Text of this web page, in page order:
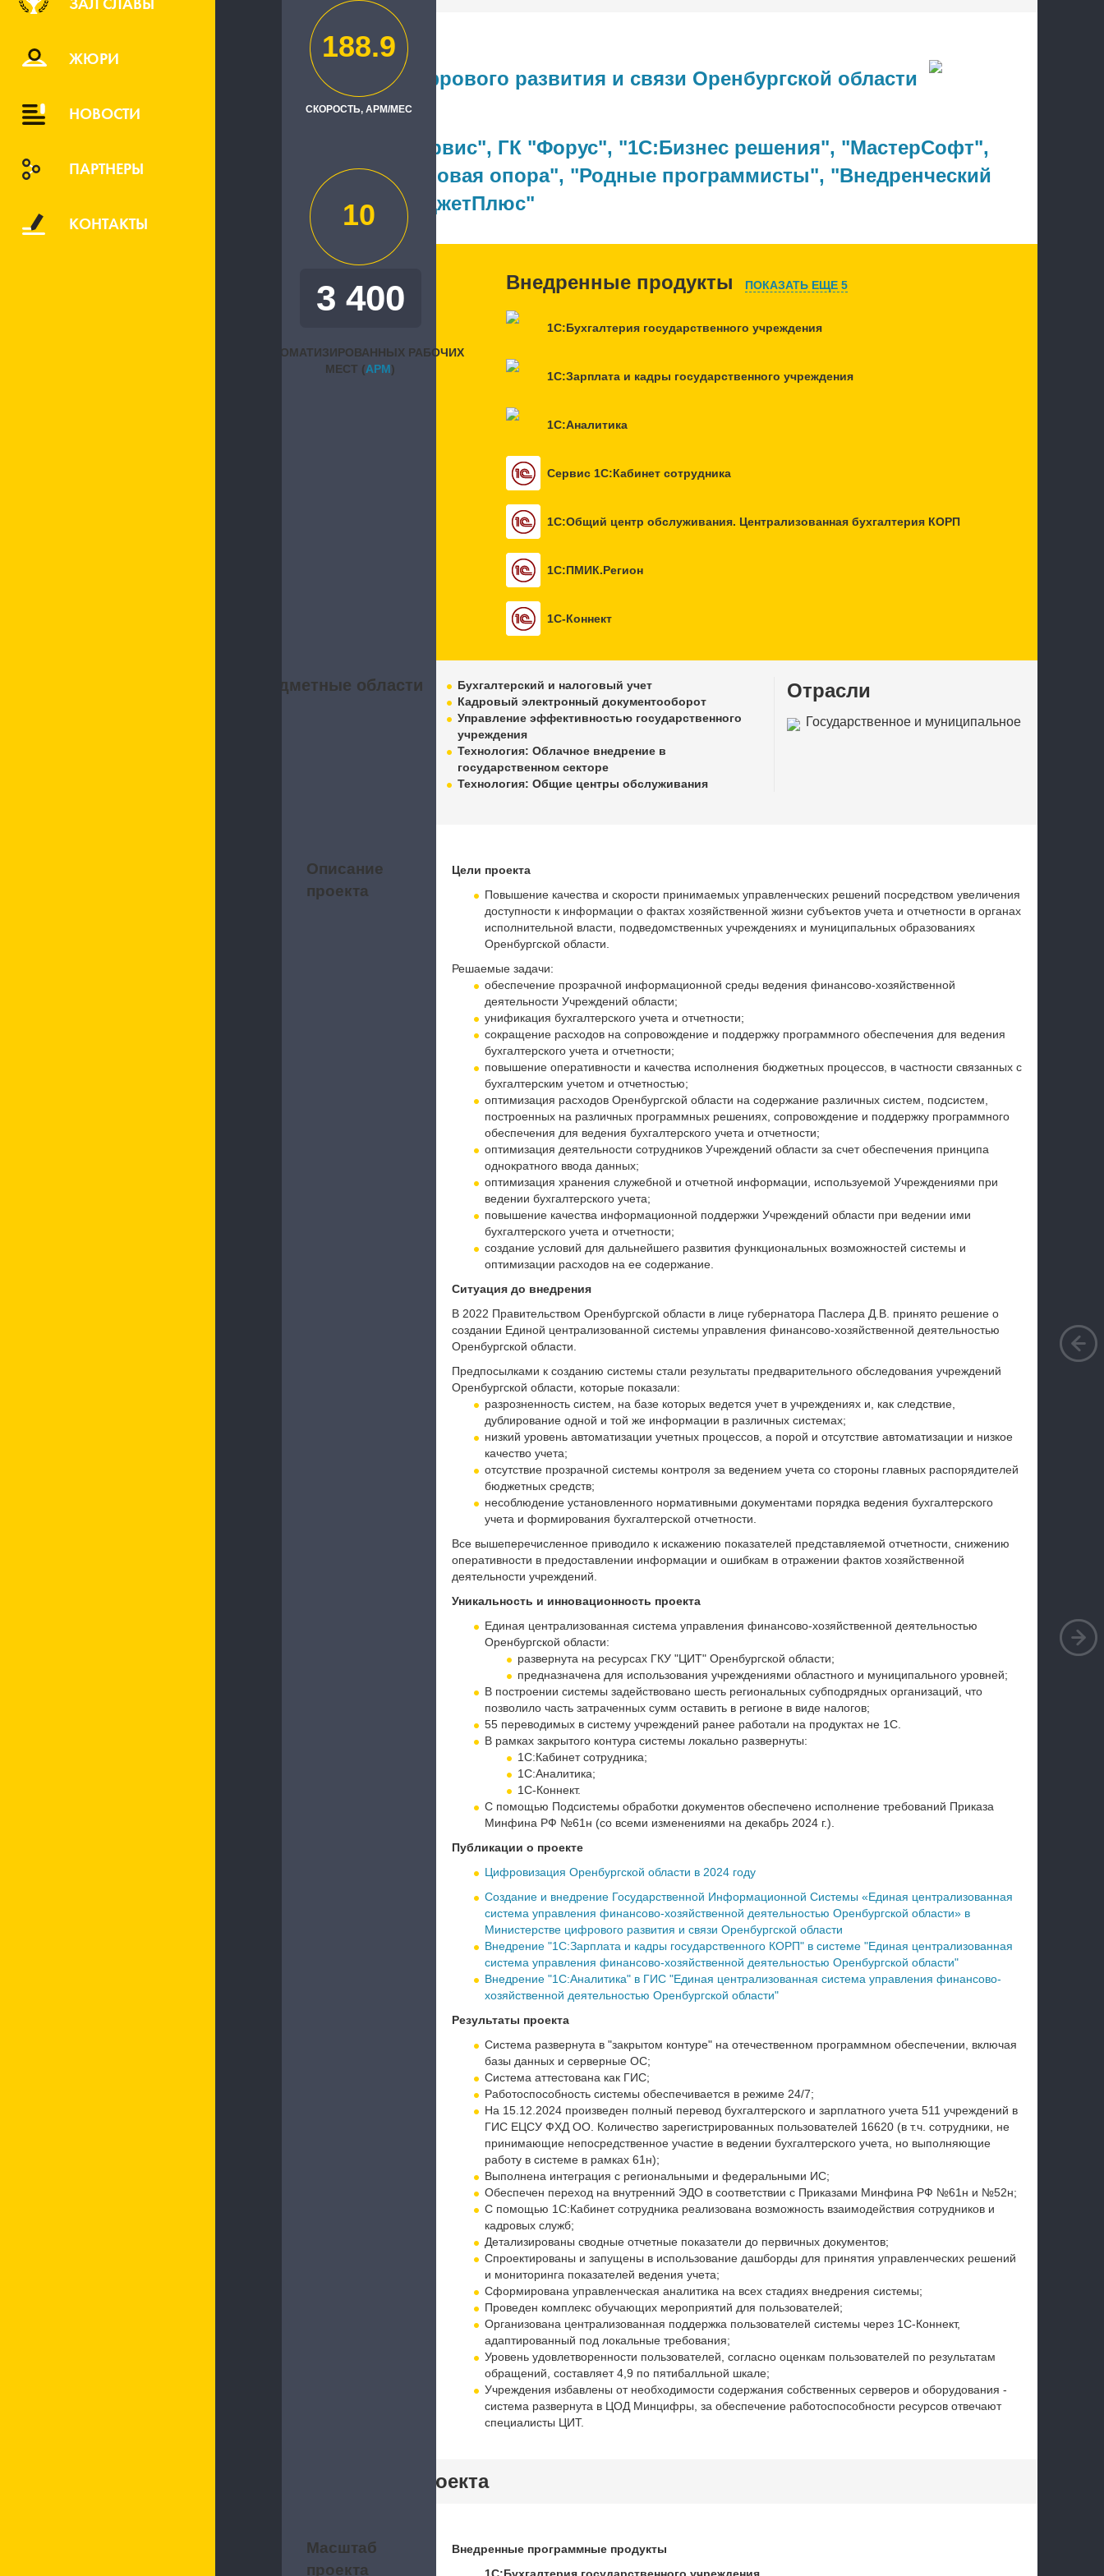
ЖЮРИ
НОВОСТИ
ПАРТНЕРЫ
КОНТАКТЫ
188.9
СКОРОСТЬ, АРМ/МЕС
10
ЗАКАЗЧИКА, БАЛЛЫ
Заказчик
Министерство цифрового развития и связи Оренбургской области
Исполнитель
"БухгалтерФон Сервис", ГК "Форус", "1С:Бизнес решения", "МастерСофт",
"АктивСофт","Деловая опора", "Родные программисты", "Внедренческий
центр "АББ", "БюджетПлюс"
3 400
АВТОМАТИЗИРОВАННЫХ РАБОЧИХ
МЕСТ (APM)
Внедренные продукты ПОКАЗАТЬ ЕЩЕ 5
1С:Бухгалтерия государственного учреждения
1С:Зарплата и кадры государственного учреждения
1С:Аналитика
Сервис 1С:Кабинет сотрудника
1С:Общий центр обслуживания. Централизованная бухгалтерия КОРП
1С:ПМИК.Регион
1С-Коннект
Предметные области
Бухгалтерский и налоговый учет
Кадровый электронный документооборот
Управление эффективностью государственного
учреждения
Технология: Облачное внедрение в
государственном секторе
Технология: Общие центры обслуживания
Отрасли
Государственное и муниципальное
Описание
проекта
Цели проекта
Повышение качества и скорости принимаемых управленческих решений посредством увеличения
доступности к информации о фактах хозяйственной жизни субъектов учета и отчетности в органах
исполнительной власти, подведомственных учреждениях и муниципальных образованиях
Оренбургской области.
Решаемые задачи:
обеспечение прозрачной информационной среды ведения финансово-хозяйственной
деятельности Учреждений области;
унификация бухгалтерского учета и отчетности;
сокращение расходов на сопровождение и поддержку программного обеспечения для ведения
бухгалтерского учета и отчетности;
повышение оперативности и качества исполнения бюджетных процессов, в частности связанных с
бухгалтерским учетом и отчетностью;
оптимизация расходов Оренбургской области на содержание различных систем, подсистем,
построенных на различных программных решениях, сопровождение и поддержку программного
обеспечения для ведения бухгалтерского учета и отчетности;
оптимизация деятельности сотрудников Учреждений области за счет обеспечения принципа
однократного ввода данных;
оптимизация хранения служебной и отчетной информации, используемой Учреждениями при
ведении бухгалтерского учета;
повышение качества информационной поддержки Учреждений области при ведении ими
бухгалтерского учета и отчетности;
создание условий для дальнейшего развития функциональных возможностей системы и
оптимизации расходов на ее содержание.
Ситуация до внедрения
В 2022 Правительством Оренбургской области в лице губернатора Паслера Д.В. принято решение о
создании Единой централизованной системы управления финансово-хозяйственной деятельностью
Оренбургской области.
Предпосылками к созданию системы стали результаты предварительного обследования учреждений
Оренбургской области, которые показали:
разрозненность систем, на базе которых ведется учет в учреждениях и, как следствие,
дублирование одной и той же информации в различных системах;
низкий уровень автоматизации учетных процессов, а порой и отсутствие автоматизации и низкое
качество учета;
отсутствие прозрачной системы контроля за ведением учета со стороны главных распорядителей
бюджетных средств;
несоблюдение установленного нормативными документами порядка ведения бухгалтерского
учета и формирования бухгалтерской отчетности.
Все вышеперечисленное приводило к искажению показателей представляемой отчетности, снижению
оперативности в предоставлении информации и ошибкам в отражении фактов хозяйственной
деятельности учреждений.
Уникальность и инновационность проекта
Единая централизованная система управления финансово-хозяйственной деятельностью
Оренбургской области:
развернута на ресурсах ГКУ "ЦИТ" Оренбургской области;
предназначена для использования учреждениями областного и муниципального уровней;
В построении системы задействовано шесть региональных субподрядных организаций, что
позволило часть затраченных сумм оставить в регионе в виде налогов;
55 переводимых в систему учреждений ранее работали на продуктах не 1С.
В рамках закрытого контура системы локально развернуты:
1С:Кабинет сотрудника;
1С:Аналитика;
1С-Коннект.
С помощью Подсистемы обработки документов обеспечено исполнение требований Приказа
Минфина РФ №61н (со всеми изменениями на декабрь 2024 г.).
Публикации о проекте
Цифровизация Оренбургской области в 2024 году
Создание и внедрение Государственной Информационной Системы «Единая централизованная
система управления финансово-хозяйственной деятельностью Оренбургской области» в
Министерстве цифрового развития и связи Оренбургской области
Внедрение "1С:Зарплата и кадры государственного КОРП" в системе "Единая централизованная
система управления финансово-хозяйственной деятельностью Оренбургской области"
Внедрение "1С:Аналитика" в ГИС "Единая централизованная система управления финансово-
хозяйственной деятельностью Оренбургской области"
Результаты проекта
Система развернута в "закрытом контуре" на отечественном программном обеспечении, включая
базы данных и серверные ОС;
Система аттестована как ГИС;
Работоспособность системы обеспечивается в режиме 24/7;
На 15.12.2024 произведен полный перевод бухгалтерского и зарплатного учета 511 учреждений в
ГИС ЕЦСУ ФХД ОО. Количество зарегистрированных пользователей 16620 (в т.ч. сотрудники, не
принимающие непосредственное участие в ведении бухгалтерского учета, но выполняющие
работу в системе в рамках 61н);
Выполнена интеграция с региональными и федеральными ИС;
Обеспечен переход на внутренний ЭДО в соответствии с Приказами Минфина РФ №61н и №52н;
С помощью 1С:Кабинет сотрудника реализована возможность взаимодействия сотрудников и
кадровых служб;
Детализированы сводные отчетные показатели до первичных документов;
Спроектированы и запущены в использование дашборды для принятия управленческих решений
и мониторинга показателей ведения учета;
Сформирована управленческая аналитика на всех стадиях внедрения системы;
Проведен комплекс обучающих мероприятий для пользователей;
Организована централизованная поддержка пользователей системы через 1С-Коннект,
адаптированный под локальные требования;
Уровень удовлетворенности пользователей, согласно оценкам пользователей по результатам
обращений, составляет 4,9 по пятибалльной шкале;
Учреждения избавлены от необходимости содержания собственных серверов и оборудования -
система развернута в ЦОД Минцифры, за обеспечение работоспособности ресурсов отвечают
специалисты ЦИТ.
Характеристики проекта
Масштаб
проекта
Внедренные программные продукты